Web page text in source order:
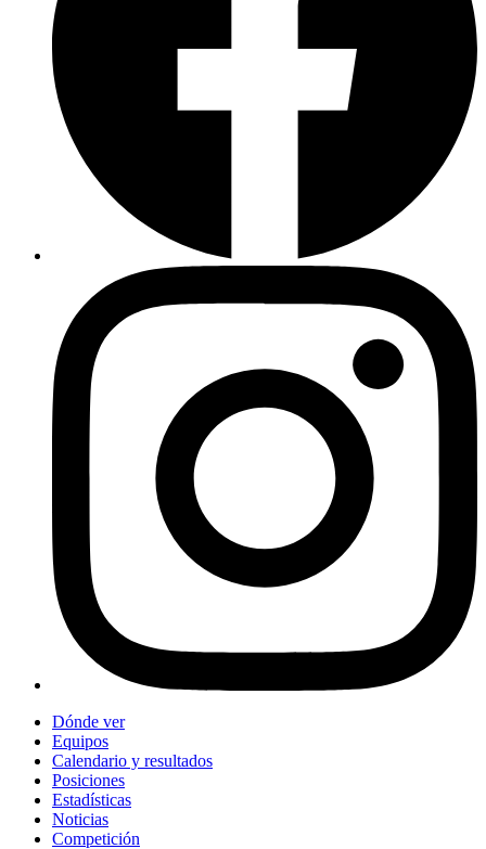
Dónde ver
Equipos
Calendario y resultados
Posiciones
Estadísticas
Noticias
Competición